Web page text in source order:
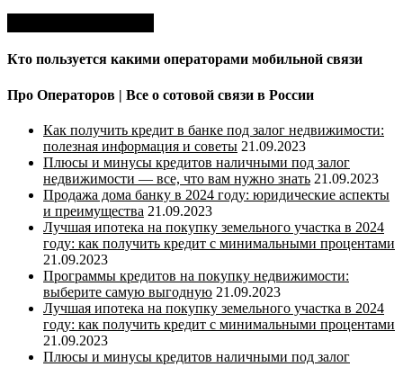
Кто пользуется какими операторами мобильной связи
Про Операторов | Все о сотовой связи в России
Как получить кредит в банке под залог недвижимости:
полезная информация и советы 21.09.2023
Плюсы и минусы кредитов наличными под залог
недвижимости — все, что вам нужно знать 21.09.2023
Продажа дома банку в 2024 году: юридические аспекты
и преимущества 21.09.2023
Лучшая ипотека на покупку земельного участка в 2024
году: как получить кредит с минимальными процентами
21.09.2023
Программы кредитов на покупку недвижимости:
выберите самую выгодную 21.09.2023
Лучшая ипотека на покупку земельного участка в 2024
году: как получить кредит с минимальными процентами
21.09.2023
Плюсы и минусы кредитов наличными под залог